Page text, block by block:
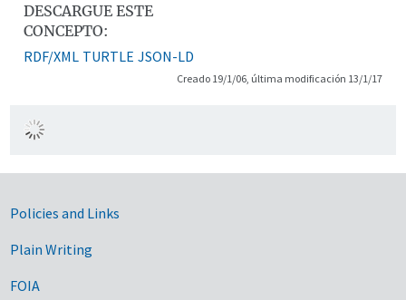
DESCARGUE ESTE
CONCEPTO:
RDF/XML TURTLE JSON-LD
Creado 19/1/06, última modificación 13/1/17
Government Links
Policies and Links
Plain Writing
FOIA